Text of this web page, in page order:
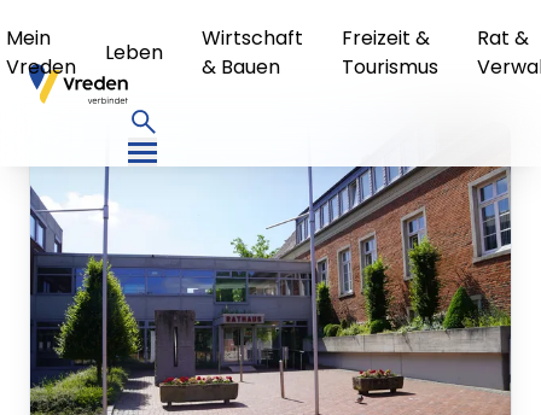
Mein
Vreden
Leben
Wirtschaft
& Bauen
Freizeit &
Tourismus
Rat &